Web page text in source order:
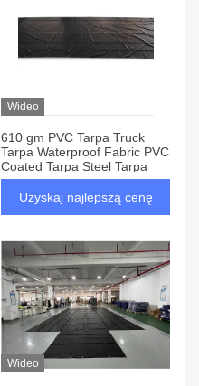
Wideo
610 gm PVC Tarpa Truck
Tarpa Waterproof Fabric PVC
Coated Tarpa Steel Tarpa
Uzyskaj najlepszą cenę
Wideo